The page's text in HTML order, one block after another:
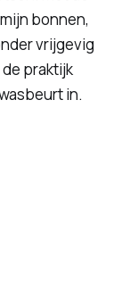
bonnen,
vrijgevig
praktijk
in.